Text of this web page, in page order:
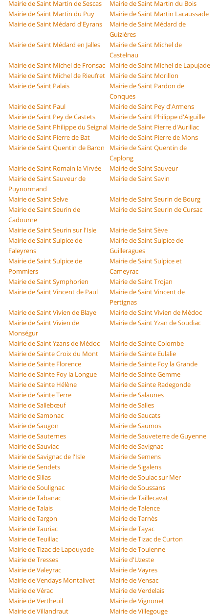
Mairie de Saint Martin de Sescas
Mairie de Saint Martin du Bois
Mairie de Saint Martin du Puy
Mairie de Saint Martin Lacaussade
Mairie de Saint Médard d'Eyrans
Mairie de Saint Médard de
Guizières
Mairie de Saint Médard en Jalles
Mairie de Saint Michel de
Castelnau
Mairie de Saint Michel de Fronsac Mairie de Saint Michel de Lapujade
Mairie de Saint Michel de Rieufret Mairie de Saint Morillon
Mairie de Saint Palais
Mairie de Saint Pardon de
Conques
Mairie de Saint Paul
Mairie de Saint Pey d'Armens
Mairie de Saint Pey de Castets
Mairie de Saint Philippe d'Aiguille
Mairie de Saint Philippe du Seignal Mairie de Saint Pierre d'Aurillac
Mairie de Saint Pierre de Bat
Mairie de Saint Pierre de Mons
Mairie de Saint Quentin de Baron
Mairie de Saint Quentin de
Caplong
Mairie de Saint Romain la Virvée
Mairie de Saint Sauveur
Mairie de Saint Sauveur de
Puynormand
Mairie de Saint Savin
Mairie de Saint Selve
Mairie de Saint Seurin de Bourg
Mairie de Saint Seurin de
Cadourne
Mairie de Saint Seurin de Cursac
Mairie de Saint Seurin sur l'Isle
Mairie de Saint Sève
Mairie de Saint Sulpice de
Faleyrens
Mairie de Saint Sulpice de
Guilleragues
Mairie de Saint Sulpice de
Pommiers
Mairie de Saint Sulpice et
Cameyrac
Mairie de Saint Symphorien
Mairie de Saint Trojan
Mairie de Saint Vincent de Paul
Mairie de Saint Vincent de
Pertignas
Mairie de Saint Vivien de Blaye
Mairie de Saint Vivien de Médoc
Mairie de Saint Vivien de
Monségur
Mairie de Saint Yzan de Soudiac
Mairie de Saint Yzans de Médoc
Mairie de Sainte Colombe
Mairie de Sainte Croix du Mont
Mairie de Sainte Eulalie
Mairie de Sainte Florence
Mairie de Sainte Foy la Grande
Mairie de Sainte Foy la Longue
Mairie de Sainte Gemme
Mairie de Sainte Hélène
Mairie de Sainte Radegonde
Mairie de Sainte Terre
Mairie de Salaunes
Mairie de Sallebœuf
Mairie de Salles
Mairie de Samonac
Mairie de Saucats
Mairie de Saugon
Mairie de Saumos
Mairie de Sauternes
Mairie de Sauveterre de Guyenne
Mairie de Sauviac
Mairie de Savignac
Mairie de Savignac de l'Isle
Mairie de Semens
Mairie de Sendets
Mairie de Sigalens
Mairie de Sillas
Mairie de Soulac sur Mer
Mairie de Soulignac
Mairie de Soussans
Mairie de Tabanac
Mairie de Taillecavat
Mairie de Talais
Mairie de Talence
Mairie de Targon
Mairie de Tarnès
Mairie de Tauriac
Mairie de Tayac
Mairie de Teuillac
Mairie de Tizac de Curton
Mairie de Tizac de Lapouyade
Mairie de Toulenne
Mairie de Tresses
Mairie d'Uzeste
Mairie de Valeyrac
Mairie de Vayres
Mairie de Vendays Montalivet
Mairie de Vensac
Mairie de Vérac
Mairie de Verdelais
Mairie de Vertheuil
Mairie de Vignonet
Mairie de Villandraut
Mairie de Villegouge